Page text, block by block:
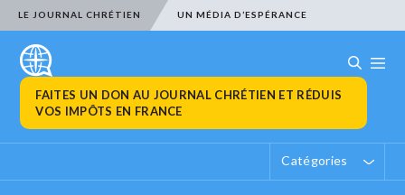
LE JOURNAL CHRÉTIEN UN MÉDIA D’ESPÉRANCE
FAITES UN DON AU JOURNAL CHRÉTIEN ET RÉDUIS
VOS IMPÔTS EN FRANCE
Catégories